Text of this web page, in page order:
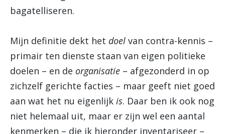
bagatelliseren.
Mijn definitie dekt het doel van contra-kennis –
primair ten dienste staan van eigen politieke
doelen – en de organisatie – afgezonderd in op
zichzelf gerichte facties – maar geeft niet goed
aan wat het nu eigenlijk is. Daar ben ik ook nog
niet helemaal uit, maar er zijn wel een aantal
kenmerken – die ik hieronder inventariseer –